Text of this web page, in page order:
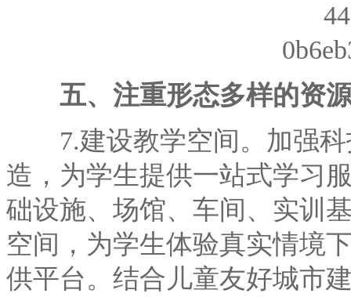
五、注重形态多样的资
7.建设教学空间。加强科
造，为学生提供一站式学习
础设施、场馆、车间、实训
空间，为学生体验真实情境
供平台。结合儿童友好城市